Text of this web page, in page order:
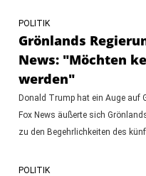
POLITIK
Grönlands
News: "Möchten
werden"
Donald Trump hat ein Auge auf
Fox News äußerte sich
zu den Begehrlichkeiten des
POLITIK